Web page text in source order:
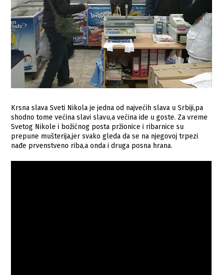
Krsna slava Sveti Nikola je jedna od najvećih slava u Srbiji,pa
shodno tome većina slavi slavu,a većina ide u goste. Za vreme
Svetog Nikole i božićnog posta pržionice i ribarnice su
prepune mušterija,jer svako gleda da se na njegovoj trpezi
nađe prvenstveno riba,a onda i druga posna hrana.